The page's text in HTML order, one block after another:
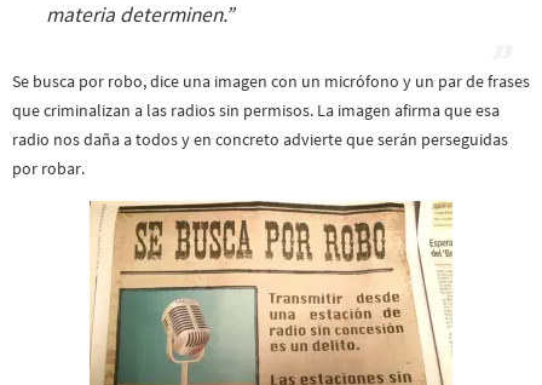
materia determinen.”
Se busca por robo, dice una imagen con un micrófono y un par de frases
que criminalizan a las radios sin permisos. La imagen afirma que esa
radio nos daña a todos y en concreto advierte que serán perseguidas
por robar.